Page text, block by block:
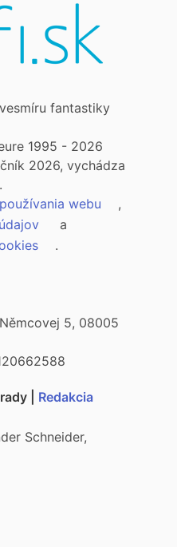
fantastiky
1995 - 2026
2026, vychádza
webu
,
a
.
5, 08005
| Redakcia
Schneider,